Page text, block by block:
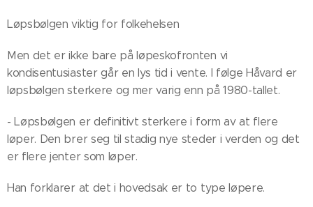
Løpsbølgen viktig for folkehelsen
Men det er ikke bare på løpeskofronten vi
kondisentusiaster går en lys tid i vente. I følge Håvard er
løpsbølgen sterkere og mer varig enn på 1980-tallet.
- Løpsbølgen er definitivt sterkere i form av at flere
løper. Den brer seg til stadig nye steder i verden og det
er flere jenter som løper.
Han forklarer at det i hovedsak er to type løpere.